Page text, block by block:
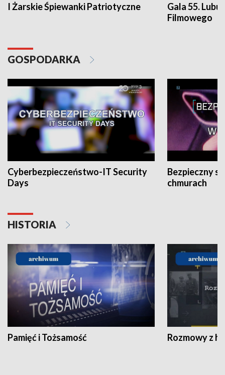
I Żarskie Śpiewanki Patriotyczne
Gala 55.
Filmowego
GOSPODARKA
Cyberbezpieczeństwo-IT Security
Days
Bezpieczny
chmurach
HISTORIA
Pamięć i Tożsamość Rozmowy z